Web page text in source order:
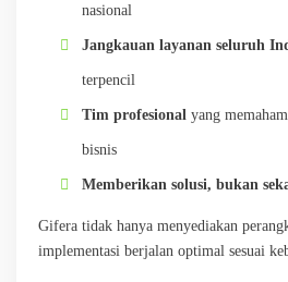
nasional
Jangkauan layanan seluruh
terpencil
Tim profesional yang
bisnis
Memberikan solusi, bukan
Gifera tidak hanya menyediakan
implementasi berjalan optimal sesuai